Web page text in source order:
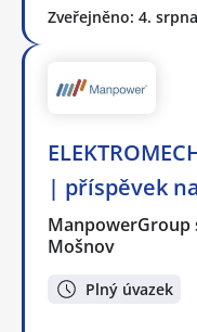
Zveřejněno: 4. srpna
| příspěvek
ManpowerGroup
Mošnov
Plný úvazek